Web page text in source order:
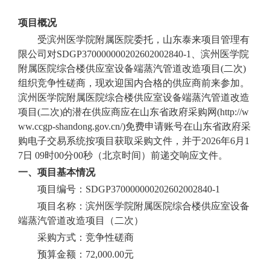
项目概况
受滨州医学院附属医院委托，山东泰来项目管理有
限公司对SDGP370000000202602002840-1、滨州医学院
附属医院综合楼供应室设备端蒸汽管道改造项目(二次)
组织竞争性磋商，现欢迎国内合格的供应商前来参加。
滨州医学院附属医院综合楼供应室设备端蒸汽管道改造
项目(二次)的潜在供应商应在山东省政府采购网(http://w
ww.ccgp-shandong.gov.cn/)免费申请账号在山东省政府采
购电子交易系统按项目获取采购文件，并于2026年6月1
7日 09时00分00秒（北京时间）前递交响应文件。
一、项目基本情况
项目编号： SDGP370000000202602002840-1
项目名称：滨州医学院附属医院综合楼供应室设备
端蒸汽管道改造项目
（ 二次）
采购方式：竞争性磋商
预算金额： 72,000.00元